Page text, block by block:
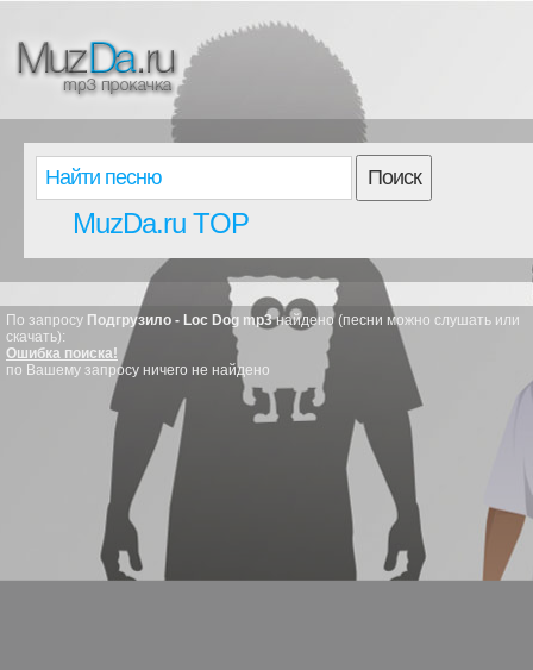
Поиск
MuzDa.ru TOP
По запросу Подгрузило - Loc Dog mp3найдено (песни можно слушать или
скачать):
Ошибка поиска!
по Вашему запросу ничего не найдено